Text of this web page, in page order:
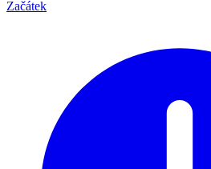
Začátek